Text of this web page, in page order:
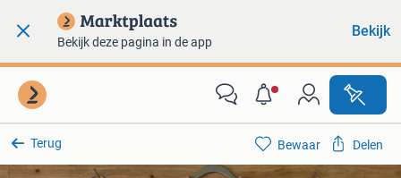
Bekijk deze pagina in de app
Bekijk
Terug Bewaar Delen